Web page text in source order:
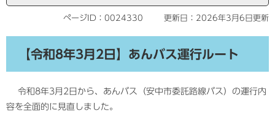
ページID：0024330 更新日：2026年3月6日更新
【令和8年3月2日】あんバス運行ルート
令和8年3月2日から、あんバス（安中市委託路線バス）の運行内
容を全面的に見直しました。